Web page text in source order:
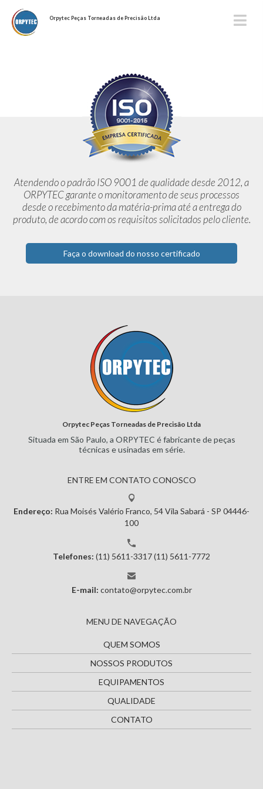
Orpytec Peças Torneadas de Precisão Ltda
Atendendo o padrão ISO 9001 de qualidade desde 2012,a
ORPYTEC garante o monitoramento de seus processos
desde orecebimento da matéria-prima até a entrega do
produto, de acordocom os requisitos solicitados pelo cliente.
Faça o download do nosso certificado
Orpytec Peças Torneadas de Precisão Ltda
Situada em São Paulo, a ORPYTEC é fabricante de peças
técnicas eusinadas em série.
ENTRE EM CONTATO CONOSCO
Endereço: Rua Moisés Valério Franco, 54Vila Sabará - SP 04446-
100
Telefones: (11) 5611-3317(11) 5611-7772
E-mail: contato@orpytec.com.br
MENU DE NAVEGAÇÃO
QUEM SOMOS
NOSSOS PRODUTOS
EQUIPAMENTOS
QUALIDADE
CONTATO